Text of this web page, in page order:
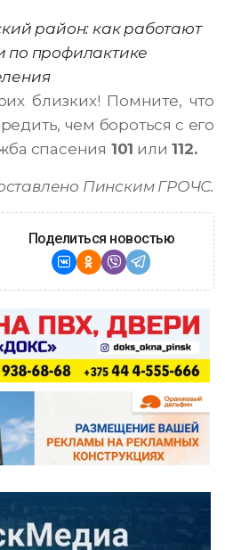
район: как работают
по профилактике
близких! Помните, что
чем бороться с его
спасения 101 или 112.
Пинским ГРОЧС.
Поделиться новостью